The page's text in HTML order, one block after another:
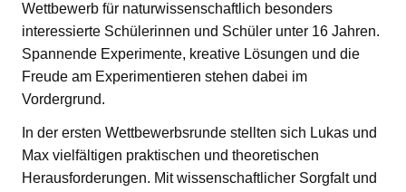
Wettbewerb für naturwissenschaftlich besonders
interessierte Schülerinnen und Schüler unter 16 Jahren.
Spannende Experimente, kreative Lösungen und die
Freude am Experimentieren stehen dabei im
Vordergrund.
In der ersten Wettbewerbsrunde stellten sich Lukas und
Max vielfältigen praktischen und theoretischen
Herausforderungen. Mit wissenschaftlicher Sorgfalt und